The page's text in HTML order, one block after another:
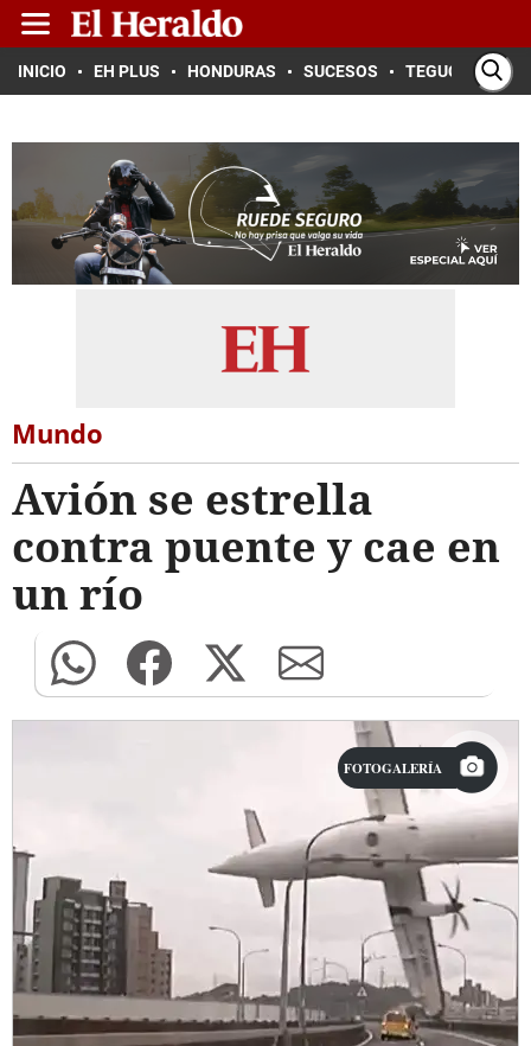
INICIO EH PLUS HONDURAS SUCESOS TEGUCIGALPA
Mundo
Avión se estrella
contra puente y cae en
un río
FOTOGALERÍA